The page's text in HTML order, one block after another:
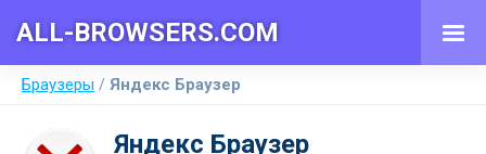
ALL-BROWSERS.COM
Браузеры Яндекс Браузер